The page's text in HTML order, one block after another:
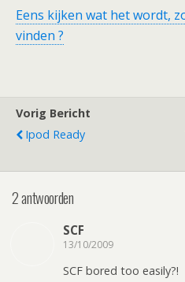
Eens kijken wat het wordt,
vinden ?
Vorig Bericht
Ipod Ready
2 antwoorden
SCF
13/10/2009
SCF bored too easily?!